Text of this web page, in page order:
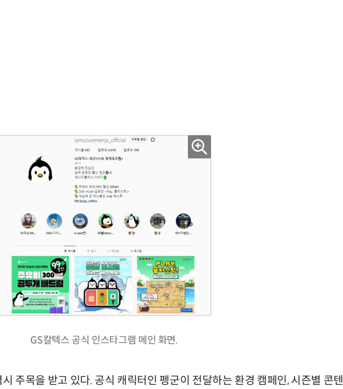
GS칼텍스 공식 인스타그램 메인 화면.
주목을 받고 있다. 공식 캐릭터인 펭군이 전달하는 환경 캠페인, 시즌별 콘텐